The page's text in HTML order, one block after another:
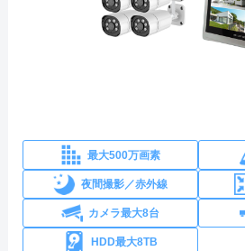
最大500万画素
夜間撮影／赤外線
カメラ最大8台
HDD最大8TB